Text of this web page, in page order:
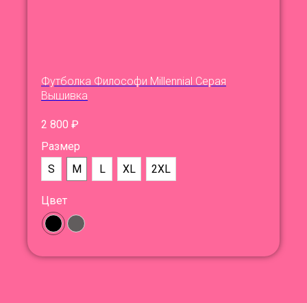
Футболка Философи Millennial Серая
Вышивка
2 800 ₽
Размер
S
M L XL 2XL
Цвет